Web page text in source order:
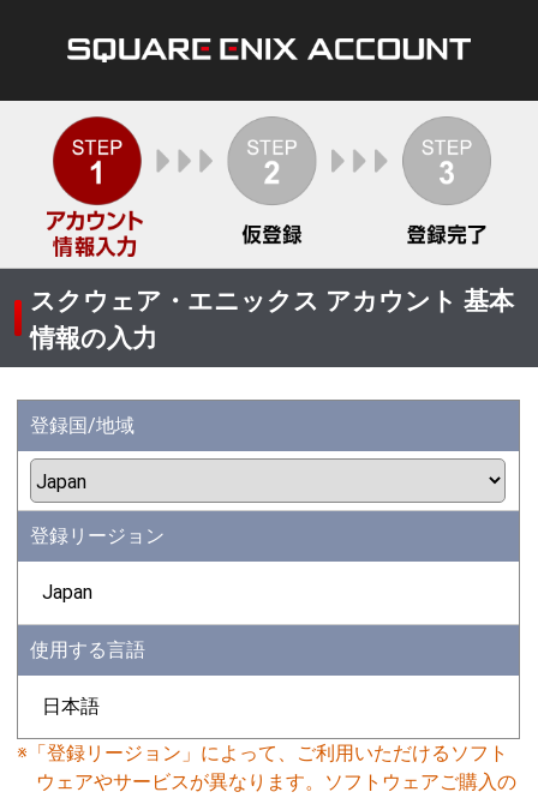
スクウェア・エニックス アカウント 基本
情報の入力
登録国/地域
登録リージョン
Japan
使用する言語
日本語
※「登録リージョン」によって、ご利用いただけるソフト
ウェアやサービスが異なります。ソフトウェアご購入の